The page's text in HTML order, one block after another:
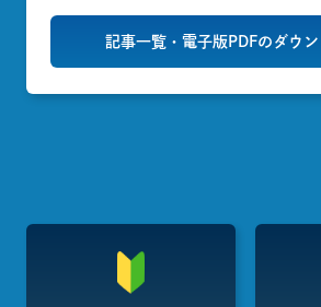
記事一覧・電子版PDFのダウン